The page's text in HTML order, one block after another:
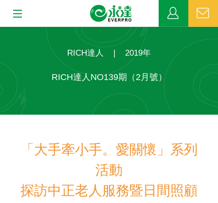
MDRT
公益活動
RICH達人 | 2019年
RICH達人NO139期（2月號）
「大手牽小手。愛關懷」系列
活動
探訪中正老人服務暨日間照顧